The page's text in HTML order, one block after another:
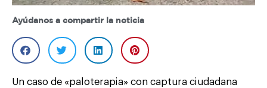
Ayúdanos a compartir la noticia
Un caso de «paloterapia» con captura ciudadana